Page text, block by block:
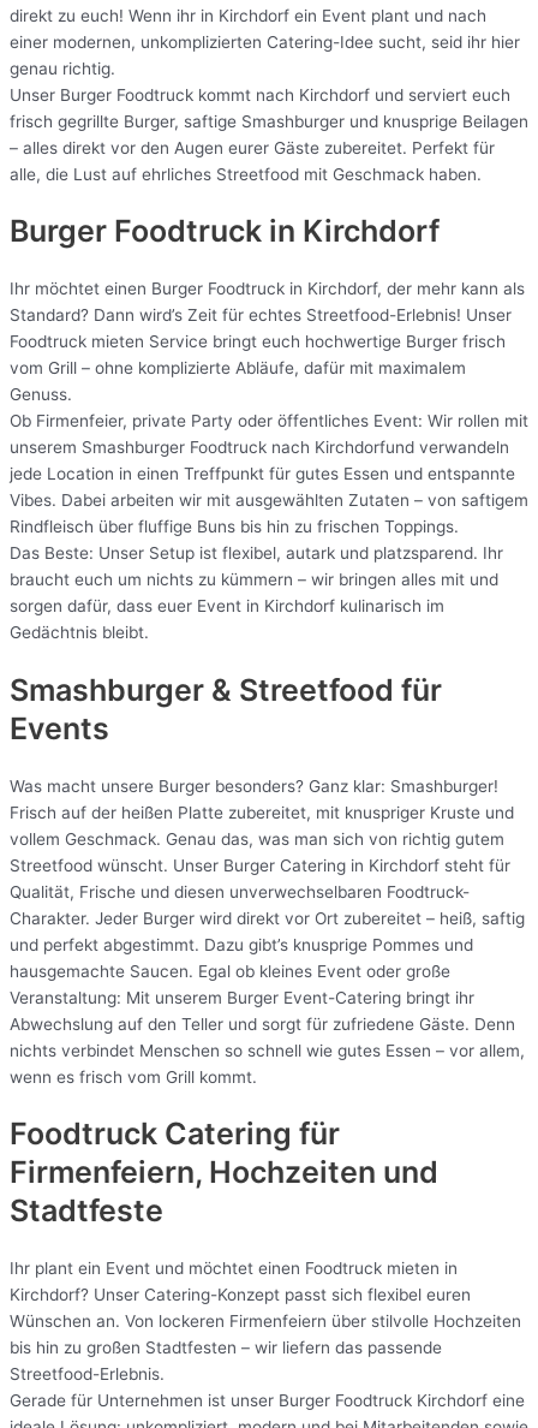
direkt zu euch! Wenn ihr in Kirchdorf ein Event plant und nach
einer modernen, unkomplizierten Catering-Idee sucht, seid ihr hier
genau richtig.
Unser Burger Foodtruck kommt nach Kirchdorf und serviert euch
frisch gegrillte Burger, saftige Smashburger und knusprige Beilagen
– alles direkt vor den Augen eurer Gäste zubereitet. Perfekt für
alle, die Lust auf ehrliches Streetfood mit Geschmack haben.
Burger Foodtruck in Kirchdorf
Ihr möchtet einen Burger Foodtruck in Kirchdorf, der mehr kann als
Standard? Dann wird’s Zeit für echtes Streetfood-Erlebnis! Unser
Foodtruck mieten Service bringt euch hochwertige Burger frisch
vom Grill – ohne komplizierte Abläufe, dafür mit maximalem
Genuss.
Ob Firmenfeier, private Party oder öffentliches Event: Wir rollen mit
unserem Smashburger Foodtruck nach Kirchdorfund verwandeln
jede Location in einen Treffpunkt für gutes Essen und entspannte
Vibes. Dabei arbeiten wir mit ausgewählten Zutaten – von saftigem
Rindfleisch über fluffige Buns bis hin zu frischen Toppings.
Das Beste: Unser Setup ist flexibel, autark und platzsparend. Ihr
braucht euch um nichts zu kümmern – wir bringen alles mit und
sorgen dafür, dass euer Event in Kirchdorf kulinarisch im
Gedächtnis bleibt.
Smashburger & Streetfood für
Events
Was macht unsere Burger besonders? Ganz klar: Smashburger!
Frisch auf der heißen Platte zubereitet, mit knuspriger Kruste und
vollem Geschmack. Genau das, was man sich von richtig gutem
Streetfood wünscht. Unser Burger Catering in Kirchdorf steht für
Qualität, Frische und diesen unverwechselbaren Foodtruck-
Charakter. Jeder Burger wird direkt vor Ort zubereitet – heiß, saftig
und perfekt abgestimmt. Dazu gibt’s knusprige Pommes und
hausgemachte Saucen. Egal ob kleines Event oder große
Veranstaltung: Mit unserem Burger Event-Catering bringt ihr
Abwechslung auf den Teller und sorgt für zufriedene Gäste. Denn
nichts verbindet Menschen so schnell wie gutes Essen – vor allem,
wenn es frisch vom Grill kommt.
Foodtruck Catering für
Firmenfeiern, Hochzeiten und
Stadtfeste
Ihr plant ein Event und möchtet einen Foodtruck mieten in
Kirchdorf? Unser Catering-Konzept passt sich flexibel euren
Wünschen an. Von lockeren Firmenfeiern über stilvolle Hochzeiten
bis hin zu großen Stadtfesten – wir liefern das passende
Streetfood-Erlebnis.
Gerade für Unternehmen ist unser Burger Foodtruck Kirchdorf eine